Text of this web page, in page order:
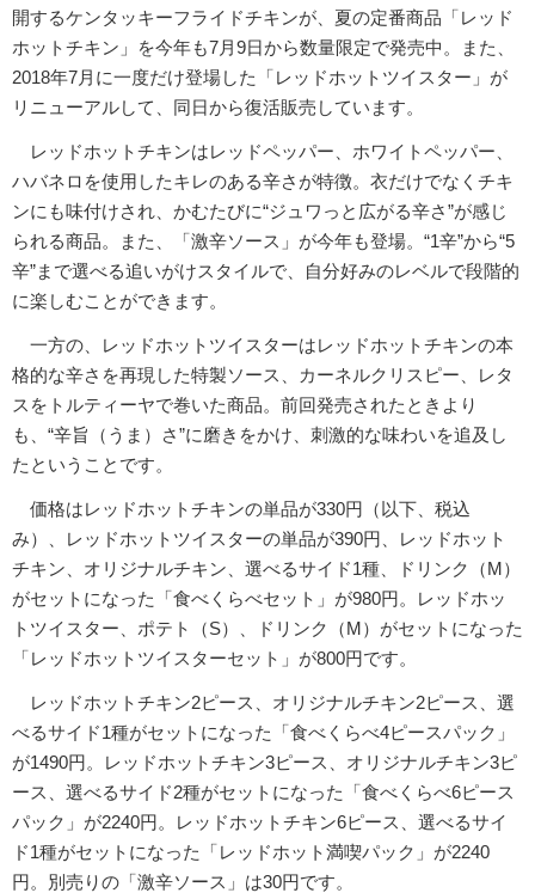
開するケンタッキーフライドチキンが、夏の定番商品「レッド
ホットチキン」を今年も7月9日から数量限定で発売中。また、
2018年7月に一度だけ登場した「レッドホットツイスター」が
リニューアルして、同日から復活販売しています。
レッドホットチキンはレッドペッパー、ホワイトペッパー、
ハバネロを使用したキレのある辛さが特徴。衣だけでなくチキ
ンにも味付けされ、かむたびに“ジュワっと広がる辛さ”が感じ
られる商品。また、「激辛ソース」が今年も登場。“1辛”から“5
辛”まで選べる追いがけスタイルで、自分好みのレベルで段階的
に楽しむことができます。
一方の、レッドホットツイスターはレッドホットチキンの本
格的な辛さを再現した特製ソース、カーネルクリスピー、レタ
スをトルティーヤで巻いた商品。前回発売されたときより
も、“辛旨（うま）さ”に磨きをかけ、刺激的な味わいを追及し
たということです。
価格はレッドホットチキンの単品が330円（以下、税込
み）、レッドホットツイスターの単品が390円、レッドホット
チキン、オリジナルチキン、選べるサイド1種、ドリンク（M）
がセットになった「食べくらべセット」が980円。レッドホッ
トツイスター、ポテト（S）、ドリンク（M）がセットになった
「レッドホットツイスターセット」が800円です。
レッドホットチキン2ピース、オリジナルチキン2ピース、選
べるサイド1種がセットになった「食べくらべ4ピースパック」
が1490円。レッドホットチキン3ピース、オリジナルチキン3ピ
ース、選べるサイド2種がセットになった「食べくらべ6ピース
パック」が2240円。レッドホットチキン6ピース、選べるサイ
ド1種がセットになった「レッドホット満喫パック」が2240
円。別売りの「激辛ソース」は30円です。